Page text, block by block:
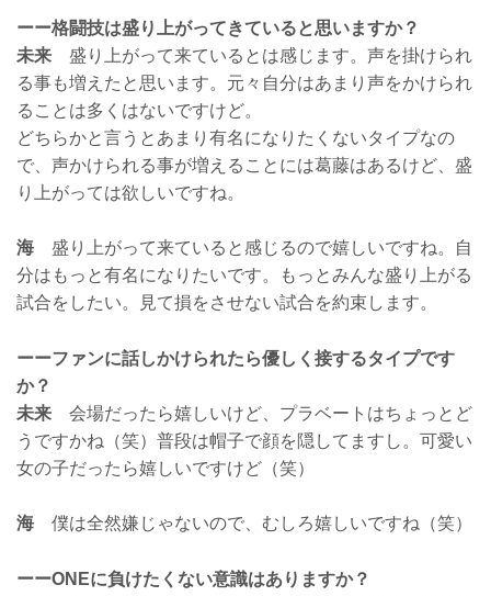
ーー格闘技は盛り上がってきていると思いますか？
未来 盛り上がって来ているとは感じます。声を掛けられ
る事も増えたと思います。元々自分はあまり声をかけられ
ることは多くはないですけど。
どちらかと言うとあまり有名になりたくないタイプなの
で、声かけられる事が増えることには葛藤はあるけど、盛
り上がっては欲しいですね。
海 盛り上がって来ていると感じるので嬉しいですね。自
分はもっと有名になりたいです。もっとみんな盛り上がる
試合をしたい。見て損をさせない試合を約束します。
ーーファンに話しかけられたら優しく接するタイプです
か？
未来 会場だったら嬉しいけど、プラベートはちょっとど
うですかね（笑）普段は帽子で顔を隠してますし。可愛い
女の子だったら嬉しいですけど（笑）
海 僕は全然嫌じゃないので、むしろ嬉しいですね（笑）
ーーONEに負けたくない意識はありますか？